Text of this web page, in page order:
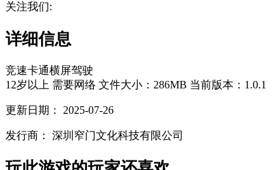
关注我们:
详细信息
竞速卡通横屏驾驶
12岁以上 需要网络 文件大小：286MB 当前版本：1.0.1
更新日期： 2025-07-26
发行商： 深圳窄门文化科技有限公司